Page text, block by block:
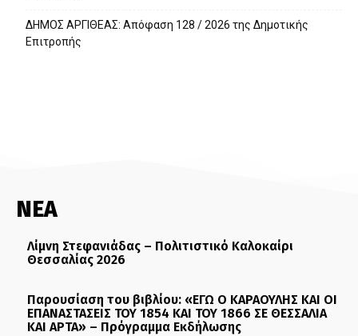
ΔΗΜΟΣ ΑΡΓΙΘΕΑΣ: Απόφαση 128 / 2026 της Δημοτικής
Επιτροπής
ΝΕΑ
Λίμνη Στεφανιάδας – Πολιτιστικό Καλοκαίρι
Θεσσαλίας 2026
Παρουσίαση του βιβλίου: «ΕΓΩ Ο ΚΑΡΑΟΥΛΗΣ ΚΑΙ ΟΙ
ΕΠΑΝΑΣΤΑΣΕΙΣ ΤΟΥ 1854 ΚΑΙ ΤΟΥ 1866 ΣΕ ΘΕΣΣΑΛΙΑ
ΚΑΙ ΑΡΤΑ» – Πρόγραμμα Εκδήλωσης